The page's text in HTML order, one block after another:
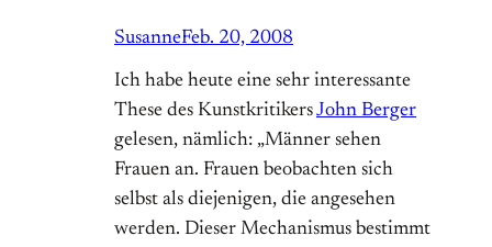
SusanneFeb. 20, 2008
Ich habe heute eine sehr interessante
These des KunstkritikersJohn Berger
gelesen, nämlich: „Männer sehen
Frauen an. Frauen beobachten sich
selbst als diejenigen, die angesehen
werden. Dieser Mechanismus bestimmt